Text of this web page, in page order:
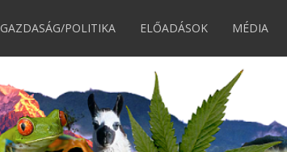
GAZDASÁG/POLITIKA ELŐADÁSOK MÉDIA